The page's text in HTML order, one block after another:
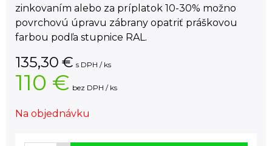
zinkovaním alebo za príplatok 10-30% možno
povrchovú úpravu zábrany opatriť práškovou
farbou podľa stupnice RAL.
135,30 € s DPH / ks
110 € bez DPH / ks
Na objednávku